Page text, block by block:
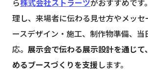
ら株式会社ストラーツがおすすめです
理し、来場者に伝わる見せ方やメッ
ースデザイン・施工、制作物準備、当
応。 展示会で伝わる展示設計を通じて
めるブースづくりを支援 します。